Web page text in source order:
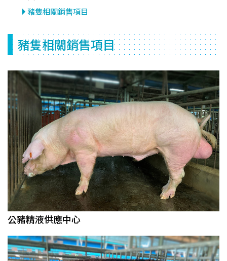
豬隻相關銷售項目
豬隻相關銷售項目
公豬精液供應中心